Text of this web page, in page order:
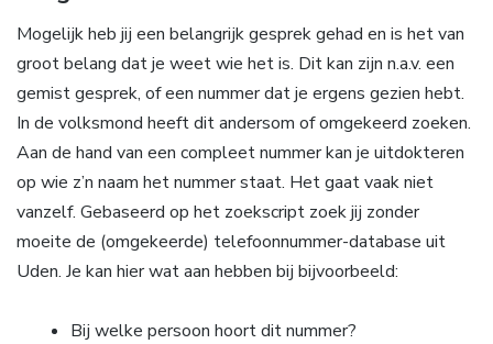
Mogelijk heb jij een belangrijk gesprek gehad en is het van
groot belang dat je weet wie het is. Dit kan zijn n.a.v. een
gemist gesprek, of een nummer dat je ergens gezien hebt.
In de volksmond heeft dit andersom of omgekeerd zoeken.
Aan de hand van een compleet nummer kan je uitdokteren
op wie z’n naam het nummer staat. Het gaat vaak niet
vanzelf. Gebaseerd op het zoekscript zoek jij zonder
moeite de (omgekeerde) telefoonnummer-database uit
Uden. Je kan hier wat aan hebben bij bijvoorbeeld:
Bij welke persoon hoort dit nummer?